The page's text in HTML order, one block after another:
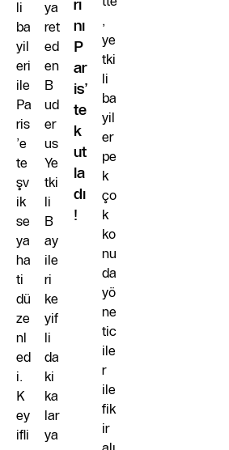
li
ba
yil
eri
ile
Pa
ris
’e
te
şv
ik
se
ya
ha
ti
dü
ze
nl
ed
i.
K
ey
ifli
ya
ret
ed
en
B
ud
er
us
Ye
tki
li
B
ay
ile
ri
ke
yif
li
da
ki
ka
lar
ya
rı
nı
P
ar
is’
te
k
ut
la
dı
!
,
ye
tki
li
ba
yil
er
pe
k
ço
k
ko
nu
da
yö
ne
tic
ile
r
ile
fik
ir